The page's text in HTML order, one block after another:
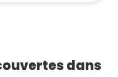
dans